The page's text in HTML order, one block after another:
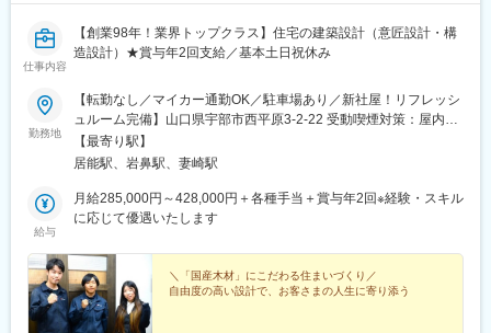
仕事内容
【創業98年！業界トップクラス】住宅の建築設計（意匠設計・構
造設計）★賞与年2回支給／基本土日祝休み
勤務地
【転勤なし／マイカー通勤OK／駐車場あり／新社屋！リフレッシ
ュルーム完備】山口県宇部市西平原3-2-22 受動喫煙対策：屋内全
面禁煙★完成したばかりの新社屋には、社員がリラックスして過
ごせるリフレッシュルームを完備。清潔感のあるオフィスで快適
【最寄り駅】
居能駅、岩鼻駅、妻崎駅
給与
月給285,000円～428,000円＋各種手当＋賞与年2回※経験・スキル
に応じて優遇いたします
＼「国産木材」にこだわる住まいづくり／
自由度の高い設計で、お客さまの人生に寄り添う